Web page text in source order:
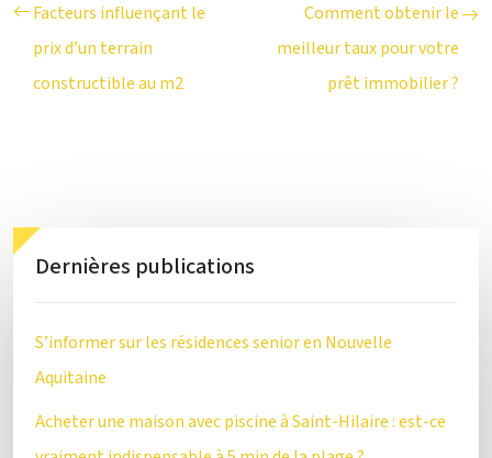
Facteurs influençant le
prix d’un terrain
constructible au m2
Comment obtenir le
meilleur taux pour votre
prêt immobilier ?
Dernières publications
S’informer sur les résidences senior en Nouvelle
Aquitaine
Acheter une maison avec piscine à Saint-Hilaire : est-ce